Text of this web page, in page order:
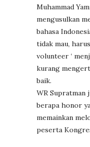
Muhammad
mengusulkan
bahasa
tidak mau,
volunteer ‘
kurang
baik.
WR Supratman
berapa honor
memainkan
peserta